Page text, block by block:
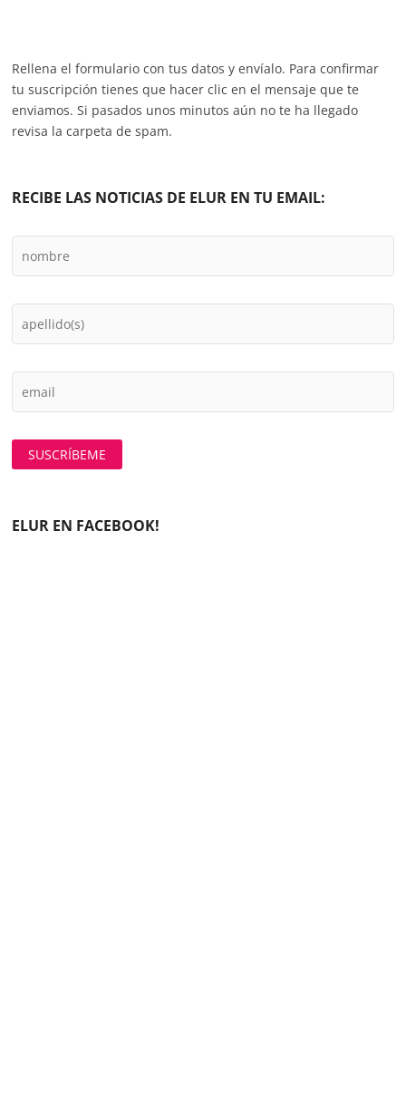
Rellena el formulario con tus datos y envíalo. Para confirmar
tu suscripción tienes que hacer clic en el mensaje que te
enviamos. Si pasados unos minutos aún no te ha llegado
revisa la carpeta de spam.
RECIBE LAS NOTICIAS DE ELUR EN TU EMAIL:
ELUR EN FACEBOOK!